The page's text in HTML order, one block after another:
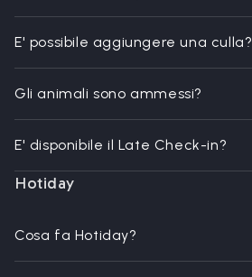
E' possibile aggiungere una culla?
Gli animali sono ammessi?
E' disponibile il Late Check-in?
Hotiday
Cosa fa Hotiday?